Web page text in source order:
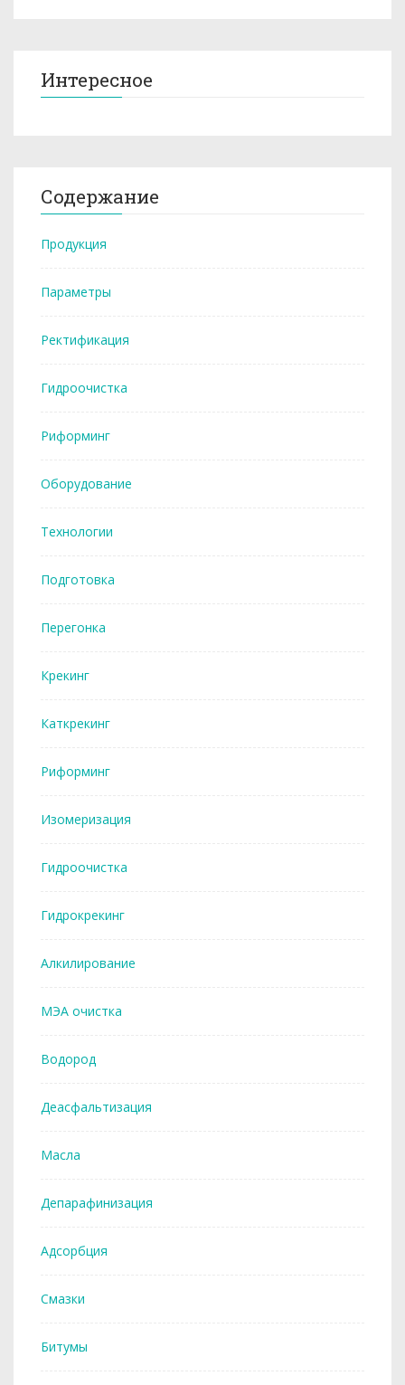
Интересное
Содержание
Продукция
Параметры
Ректификация
Гидроочистка
Риформинг
Оборудование
Технологии
Подготовка
Перегонка
Крекинг
Каткрекинг
Риформинг
Изомеризация
Гидроочистка
Гидрокрекинг
Алкилирование
МЭА очистка
Водород
Деасфальтизация
Масла
Депарафинизация
Адсорбция
Смазки
Битумы